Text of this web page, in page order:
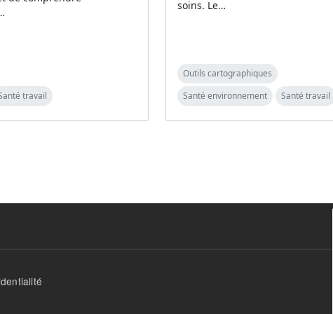
travail
soins. Le…
Outils cartographiques
Santé environnement
Santé travail